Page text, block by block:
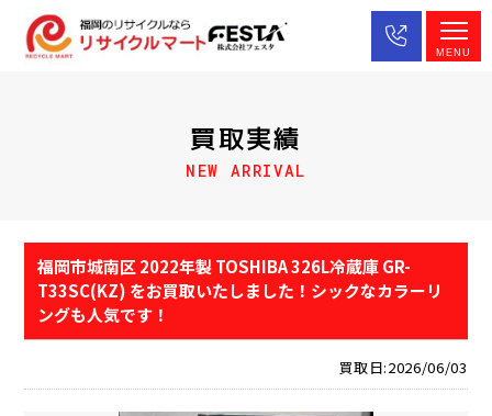
買取実績
NEW ARRIVAL
福岡市城南区 2022年製 TOSHIBA 326L冷蔵庫 GR-
T33SC(KZ) をお買取いたしました！シックなカラーリ
ングも人気です！
買取日:2026/06/03
MENU